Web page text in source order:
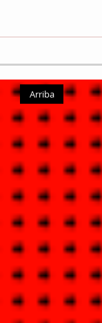
Arriba